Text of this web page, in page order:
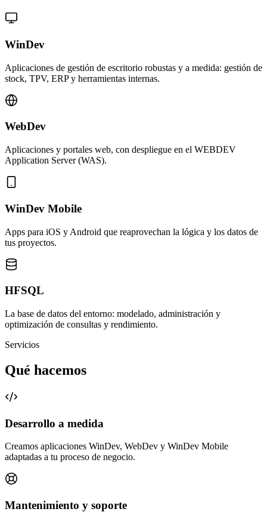
WinDev
Aplicaciones de gestión de escritorio robustas y a medida: gestión de
stock, TPV, ERP y herramientas internas.
WebDev
Aplicaciones y portales web, con despliegue en el WEBDEV
Application Server (WAS).
WinDev Mobile
Apps para iOS y Android que reaprovechan la lógica y los datos de
tus proyectos.
HFSQL
La base de datos del entorno: modelado, administración y
optimización de consultas y rendimiento.
Servicios
Qué hacemos
Desarrollo a medida
Creamos aplicaciones WinDev, WebDev y WinDev Mobile
adaptadas a tu proceso de negocio.
Mantenimiento y soporte